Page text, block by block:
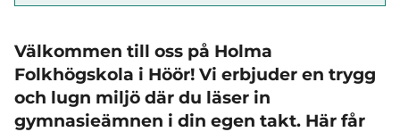
Välkommen till oss på Holma
Folkhögskola i Höör! Vi erbjuder en trygg
och lugn miljö där du läser in
gymnasieämnen i din egen takt. Här får